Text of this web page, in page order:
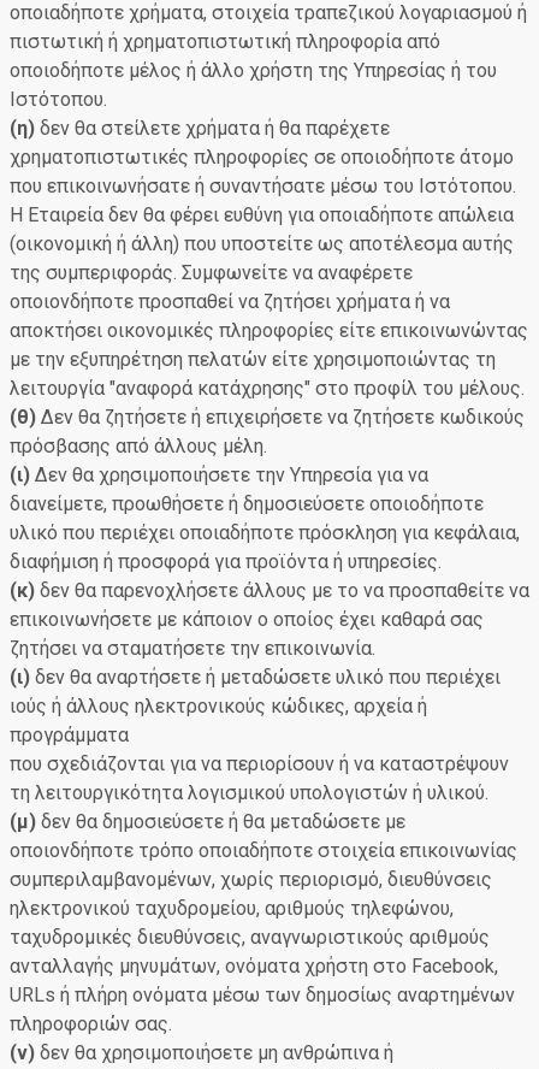
οποιαδήποτε χρήματα, στοιχεία τραπεζικού λογαριασμού ή
πιστωτική ή χρηματοπιστωτική πληροφορία από
οποιοδήποτε μέλος ή άλλο χρήστη της Υπηρεσίας ή του
Ιστότοπου.
(η) δεν θα στείλετε χρήματα ή θα παρέχετε
χρηματοπιστωτικές πληροφορίες σε οποιοδήποτε άτομο
που επικοινωνήσατε ή συναντήσατε μέσω του Ιστότοπου.
Η Εταιρεία δεν θα φέρει ευθύνη για οποιαδήποτε απώλεια
(οικονομική ή άλλη) που υποστείτε ως αποτέλεσμα αυτής
της συμπεριφοράς. Συμφωνείτε να αναφέρετε
οποιονδήποτε προσπαθεί να ζητήσει χρήματα ή να
αποκτήσει οικονομικές πληροφορίες είτε επικοινωνώντας
με την εξυπηρέτηση πελατών είτε χρησιμοποιώντας τη
λειτουργία "αναφορά κατάχρησης" στο προφίλ του μέλους.
(θ) Δεν θα ζητήσετε ή επιχειρήσετε να ζητήσετε κωδικούς
πρόσβασης από άλλους μέλη.
(ι) Δεν θα χρησιμοποιήσετε την Υπηρεσία για να
διανείμετε, προωθήσετε ή δημοσιεύσετε οποιοδήποτε
υλικό που περιέχει οποιαδήποτε πρόσκληση για κεφάλαια,
διαφήμιση ή προσφορά για προϊόντα ή υπηρεσίες.
(κ) δεν θα παρενοχλήσετε άλλους με το να προσπαθείτε να
επικοινωνήσετε με κάποιον ο οποίος έχει καθαρά σας
ζητήσει να σταματήσετε την επικοινωνία.
(ι) δεν θα αναρτήσετε ή μεταδώσετε υλικό που περιέχει
ιούς ή άλλους ηλεκτρονικούς κώδικες, αρχεία ή
προγράμματα
που σχεδιάζονται για να περιορίσουν ή να καταστρέψουν
τη λειτουργικότητα λογισμικού υπολογιστών ή υλικού.
(μ) δεν θα δημοσιεύσετε ή θα μεταδώσετε με
οποιονδήποτε τρόπο οποιαδήποτε στοιχεία επικοινωνίας
συμπεριλαμβανομένων, χωρίς περιορισμό, διευθύνσεις
ηλεκτρονικού ταχυδρομείου, αριθμούς τηλεφώνου,
ταχυδρομικές διευθύνσεις, αναγνωριστικούς αριθμούς
ανταλλαγής μηνυμάτων, ονόματα χρήστη στο Facebook,
URLs ή πλήρη ονόματα μέσω των δημοσίως αναρτημένων
πληροφοριών σας.
(ν) δεν θα χρησιμοποιήσετε μη ανθρώπινα ή